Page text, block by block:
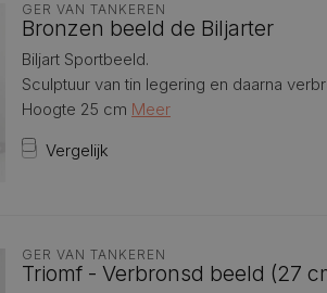
GER VAN TANKEREN
Bronzen beeld de Biljarter
Biljart Sportbeeld.
Sculptuur van tin legering en daarna
Hoogte 25 cm Meer
Vergelijk
GER VAN TANKEREN
Triomf - Verbronsd beeld (27